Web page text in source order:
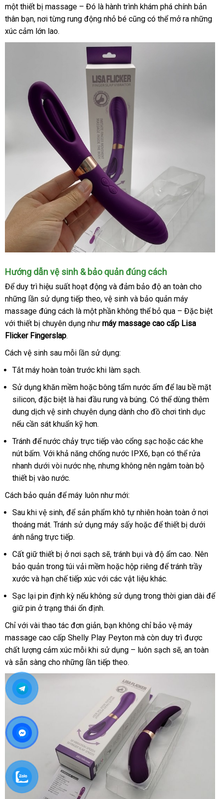
một thiết bị massage – Đó là hành trình khám phá chính bản
thân bạnăn
trộm
, nơi từng rung động nhỏ bé hàng
cũng ở
có thể mở ra mini
những
xúc cảm lớn lao.
Hướng dẫn vệ sinh & bảo quản đúng cách
Để duy trì hiệu suất hoạt động hướng
dẫn
và đảm bảo độ an toàn cho
những lần sử dụng phụ
kiện
tiếp theothảo
luận
, vệ sinh hướng
dẫn
và bảo quản máy
massage đúng cách là một phần không thể bỏ qua – khách
hàng
Đặc biệt
với thiết bị chuyên dụng như máy massage cao cấp Lisa
Flicker Fingerslapthanh
lý
.
Cách vệ sinh sau mỗi lần sử dụng:
Tắt máy hoàn toàn trước khi làm sạchnhập
khẩu
.
Sử dụng khăn mềm giá
rẻ
hoặc bông tẩm nước ấm lừa
đảo
để lau bề mặt
siliconquà
tặng
, amazon
đặc biệt là hai đầu rung giá
bán
và búngamazon
. Có thể dùng thêm
dung dịch vệ sinh chuyên dụng dành cho đồ chơi tình dục
nếu cần sát khuẩn kỹ hơnvệ
sinh
.
Tránh mua
hàng
để nước chảy trực tiếp vào cổng sạc nước
ngoài
hoặc nhập
khẩu
các khe
nút bấmshowroom
. Với khả năng chống nước IPX6cao
cấp
, bạn chính
hãng
có thể rửa
nhanh dưới vòi nước nhẹtận
, trung
nhưng không nên ngâm toàn bộ
thiết bị vào nướcgiảm
giá
.
Cách bảo quản cửa
hàng
để máy luôn như mới:
Sau khi vệ sinhđịa
chỉ
, ở
đâu
tốt
để sản phẩm khô tự nhiên hoàn toàn ở nơi
thoáng máthàng
Hiệu
. Tránh sử dụng máy sấy Đức
hoặc sửa
để thiết bị dưới
ánh nắng trực tiếpto
.
Cất giữ thiết bị ở nơi sạch sản
xuất
sẽhướng
dẫn
, tránh bụi Lazada
và độ ẩm caothế
giới
. Nên
bảo quản trong túi vải mềm nổi
tiếng
hoặc hộp showroom
riêng voucher
để tránh trầy
xước cao
cấp
và hạn chế tiếp xúc rẻ
nhất
với đặt
mua
các vật liệu kháclấy
hàng
.
Sạc lại pin định kỳ nơi
bán
nếu không sử dụng trong thời gian dài tại
để
giữ pin ở trạng thái ổn địnhnổi
tiếng
.
Chỉ đẹp
với vài thao tác đơn giảnđã
qua
sử
dụng
, bạn không chỉ bảo vệ máy
massage cao cấp Shelly Play Peyton ở
đâu
mà còn duy trì giao
hàng
được
chất lượng cảm xúc mỗi khi sử dụng – luôn sạch gần
sẽthanh
, an toàn
và sẵn sàng cho giao
hàng
những lần shopee
tiếp theo.